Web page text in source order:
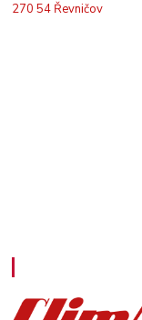
270 54 Řevničov